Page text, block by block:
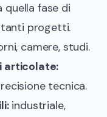
quella fase di
tanti progetti.
camere, studi.
articolate:
tecnica.
industriale,